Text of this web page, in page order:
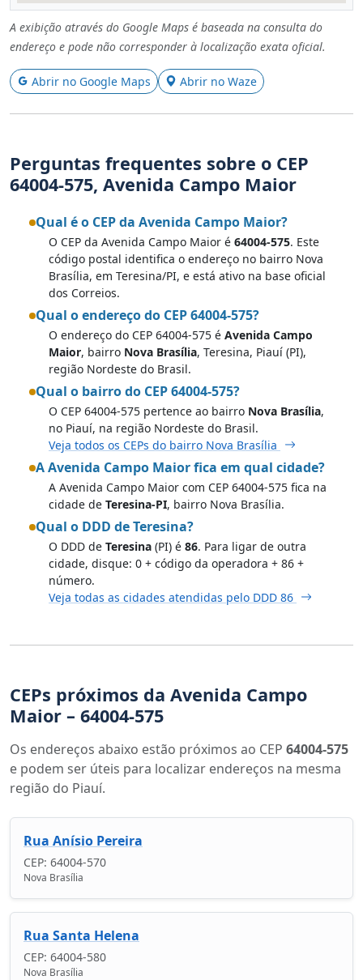
A exibição através do Google Maps é baseada na consulta do
endereço e pode não corresponder à localização exata oficial.
Abrir no Google Maps Abrir no Waze
Perguntas frequentes sobre o CEP
64004-575, Avenida Campo Maior
Qual é o CEP da Avenida Campo Maior?
O CEP da Avenida Campo Maior é 64004-575. Este
código postal identifica o endereço no bairro Nova
Brasília, em Teresina/PI, e está ativo na base oficial
dos Correios.
Qual o endereço do CEP 64004-575?
O endereço do CEP 64004-575 é Avenida Campo
Maior, bairro Nova Brasília, Teresina, Piauí (PI),
região Nordeste do Brasil.
Qual o bairro do CEP 64004-575?
O CEP 64004-575 pertence ao bairro Nova Brasília,
no Piauí, na região Nordeste do Brasil.
Veja todos os CEPs do bairro Nova Brasília
A Avenida Campo Maior fica em qual cidade?
A Avenida Campo Maior com CEP 64004-575 fica na
cidade de Teresina-PI, bairro Nova Brasília.
Qual o DDD de Teresina?
O DDD de Teresina (PI) é 86. Para ligar de outra
cidade, disque: 0 + código da operadora + 86 +
número.
Veja todas as cidades atendidas pelo DDD 86
CEPs próximos da Avenida Campo
Maior – 64004-575
Os endereços abaixo estão próximos ao CEP 64004-575
e podem ser úteis para localizar endereços na mesma
região do Piauí.
Rua Anísio Pereira
CEP: 64004-570
Nova Brasília
Rua Santa Helena
CEP: 64004-580
Nova Brasília